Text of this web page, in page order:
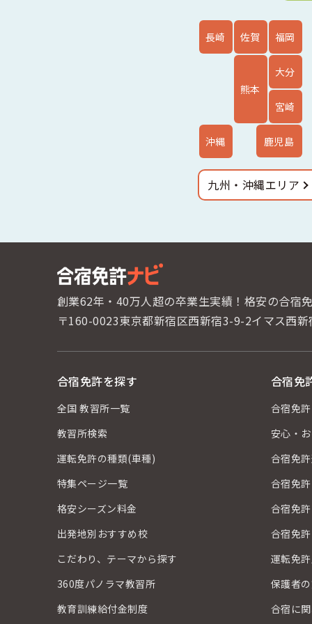
九州・沖縄エリア
福岡
佐賀
長崎
大分
熊本
宮崎
鹿児島
沖縄
創業62年・40万人超の卒業生実績！ 格安の合宿
〒160-0023東京都新宿区西新宿3-9-2イマス西
合宿免許を探す
全国 教習所一覧
教習所検索
運転免許の種類(車種)
特集ページ一覧
格安シーズン料金
出発地別おすすめ校
こだわり、テーマから探す
360度パノラマ教習所
教育訓練給付金制度
合宿免
合宿免
安心・
合宿免
合宿免
合宿免
合宿免
運転免
保護者
合宿に